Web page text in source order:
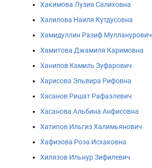
Хакимова Лузия Салиховна
Халилова Наиля Кутдусовна
Хамидуллин Разиф Мулланурович
Хамитова Джамиля Каримовна
Ханипов Камиль Зуфарович
Харисова Эльвира Рифовна
Хасанов Ришат Рафаэлевич
Хасанова Альбина Анфисовна
Хатипов Ильгиз Халимьянович
Хафизова Роза Исхаковна
Хилязов Ильнур Зифилевич